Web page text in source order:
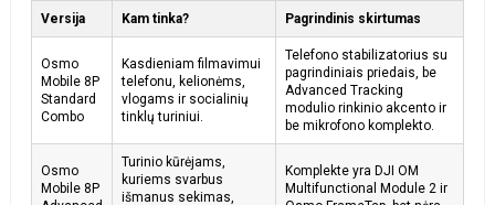
Versija Kam tinka? Pagrindinis skirtumas
Osmo
Mobile 8P
Standard
Combo
Kasdieniam filmavimui
telefonu, kelionėms,
vlogams ir socialinių
tinklų turiniui.
Telefono stabilizatorius su
pagrindiniais priedais, be
Advanced Tracking
modulio rinkinio akcento ir
be mikrofono komplekto.
Osmo
Mobile 8P
Turinio kūrėjams,
kuriems svarbus
išmanus sekimas,
Komplekte yra DJI OM
Multifunctional Module 2 ir